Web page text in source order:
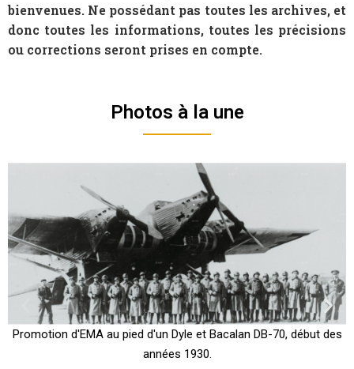
bienvenues. Ne possédant pas toutes les archives, et
donc toutes les informations, toutes les précisions
ou corrections seront prises en compte.
Photos à la une
Promotion d'EMA au pied d'un Dyle et Bacalan DB-70, début des
années 1930.